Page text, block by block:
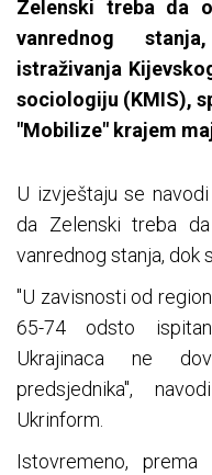
Zelenski treba da
vanrednog
istraživanja
sociologiju (KMIS),
"Mobilize" krajem
U izvještaju se
da Zelenski treba
vanrednog stanja, dok
"U zavisnosti od
65-74 odsto
Ukrajinaca ne
predsjednika",
Ukrinform.
Istovremeno, prema